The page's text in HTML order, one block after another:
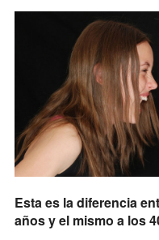
Esta es la diferencia
años y el mismo a los